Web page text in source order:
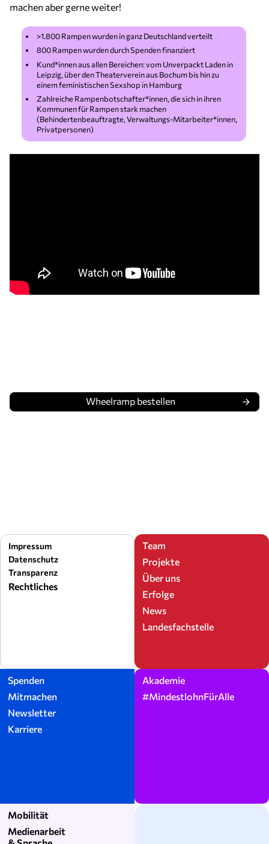
machen aber gerne weiter!
>1.800 Rampen wurden in ganz Deutschland verteilt
800 Rampen wurden durch Spenden finanziert
Kund*innen aus allen Bereichen: vom Unverpackt Laden in
Leipzig, über den Theaterverein aus Bochum bis hin zu
einem feministischen Sexshop in Hamburg
Zahlreiche Rampenbotschafter*innen, die sich in ihren
Kommunen für Rampen stark machen
(Behindertenbeauftragte, Verwaltungs-Mitarbeiter*innen,
Privatpersonen)
Wheelramp bestellen
Impressum
Datenschutz
Transparenz
Rechtliches
Team
Projekte
Über uns
Erfolge
News
Landesfachstelle
Spenden
Mitmachen
Newsletter
Karriere
Akademie
#MindestlohnFürAlle
Mobilität
Medienarbeit